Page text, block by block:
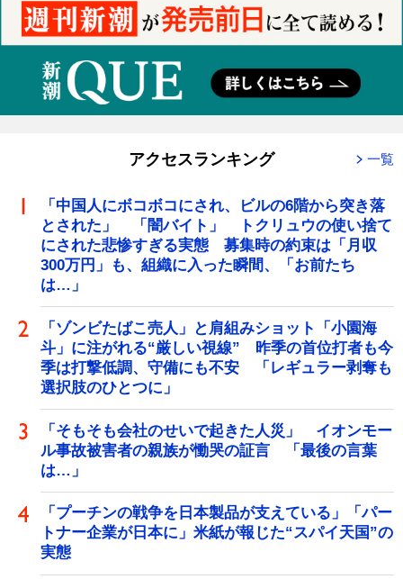
アクセスランキング 一覧
「中国人にボコボコにされ、ビルの6階から突き落
とされた」 「闇バイト」 トクリュウの使い捨て
にされた悲惨すぎる実態 募集時の約束は「月収
300万円」も、組織に入った瞬間、「お前たち
は…」
「ゾンビたばこ売人」と肩組みショット「小園海
斗」に注がれる“厳しい視線” 昨季の首位打者も今
季は打撃低調、守備にも不安 「レギュラー剥奪も
選択肢のひとつに」
「そもそも会社のせいで起きた人災」 イオンモー
ル事故被害者の親族が慟哭の証言 「最後の言葉
は…」
「プーチンの戦争を日本製品が支えている」「パー
トナー企業が日本に」米紙が報じた“スパイ天国”の
実態